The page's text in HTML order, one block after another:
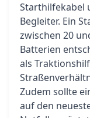
Starthilfekabel
Begleiter. Ein
zwischen 20
Batterien
als
Zudem sollte
auf den